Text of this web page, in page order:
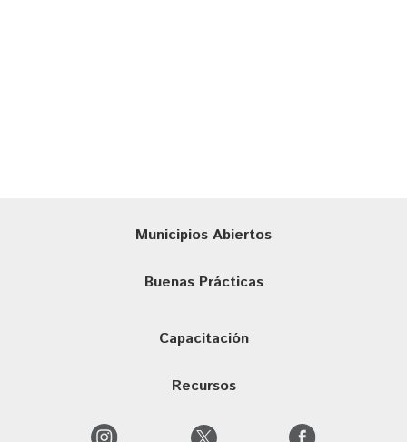
Municipios Abiertos
Buenas Prácticas
Capacitación
Recursos